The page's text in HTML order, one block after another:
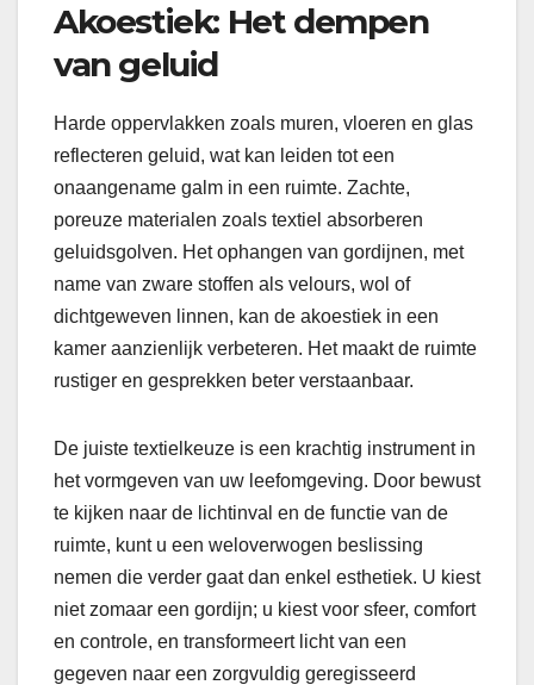
Akoestiek: Het dempen
van geluid
Harde oppervlakken zoals muren, vloeren en glas
reflecteren geluid, wat kan leiden tot een
onaangename galm in een ruimte. Zachte,
poreuze materialen zoals textiel absorberen
geluidsgolven. Het ophangen van gordijnen, met
name van zware stoffen als velours, wol of
dichtgeweven linnen, kan de akoestiek in een
kamer aanzienlijk verbeteren. Het maakt de ruimte
rustiger en gesprekken beter verstaanbaar.
De juiste textielkeuze is een krachtig instrument in
het vormgeven van uw leefomgeving. Door bewust
te kijken naar de lichtinval en de functie van de
ruimte, kunt u een weloverwogen beslissing
nemen die verder gaat dan enkel esthetiek. U kiest
niet zomaar een gordijn; u kiest voor sfeer, comfort
en controle, en transformeert licht van een
gegeven naar een zorgvuldig geregisseerd